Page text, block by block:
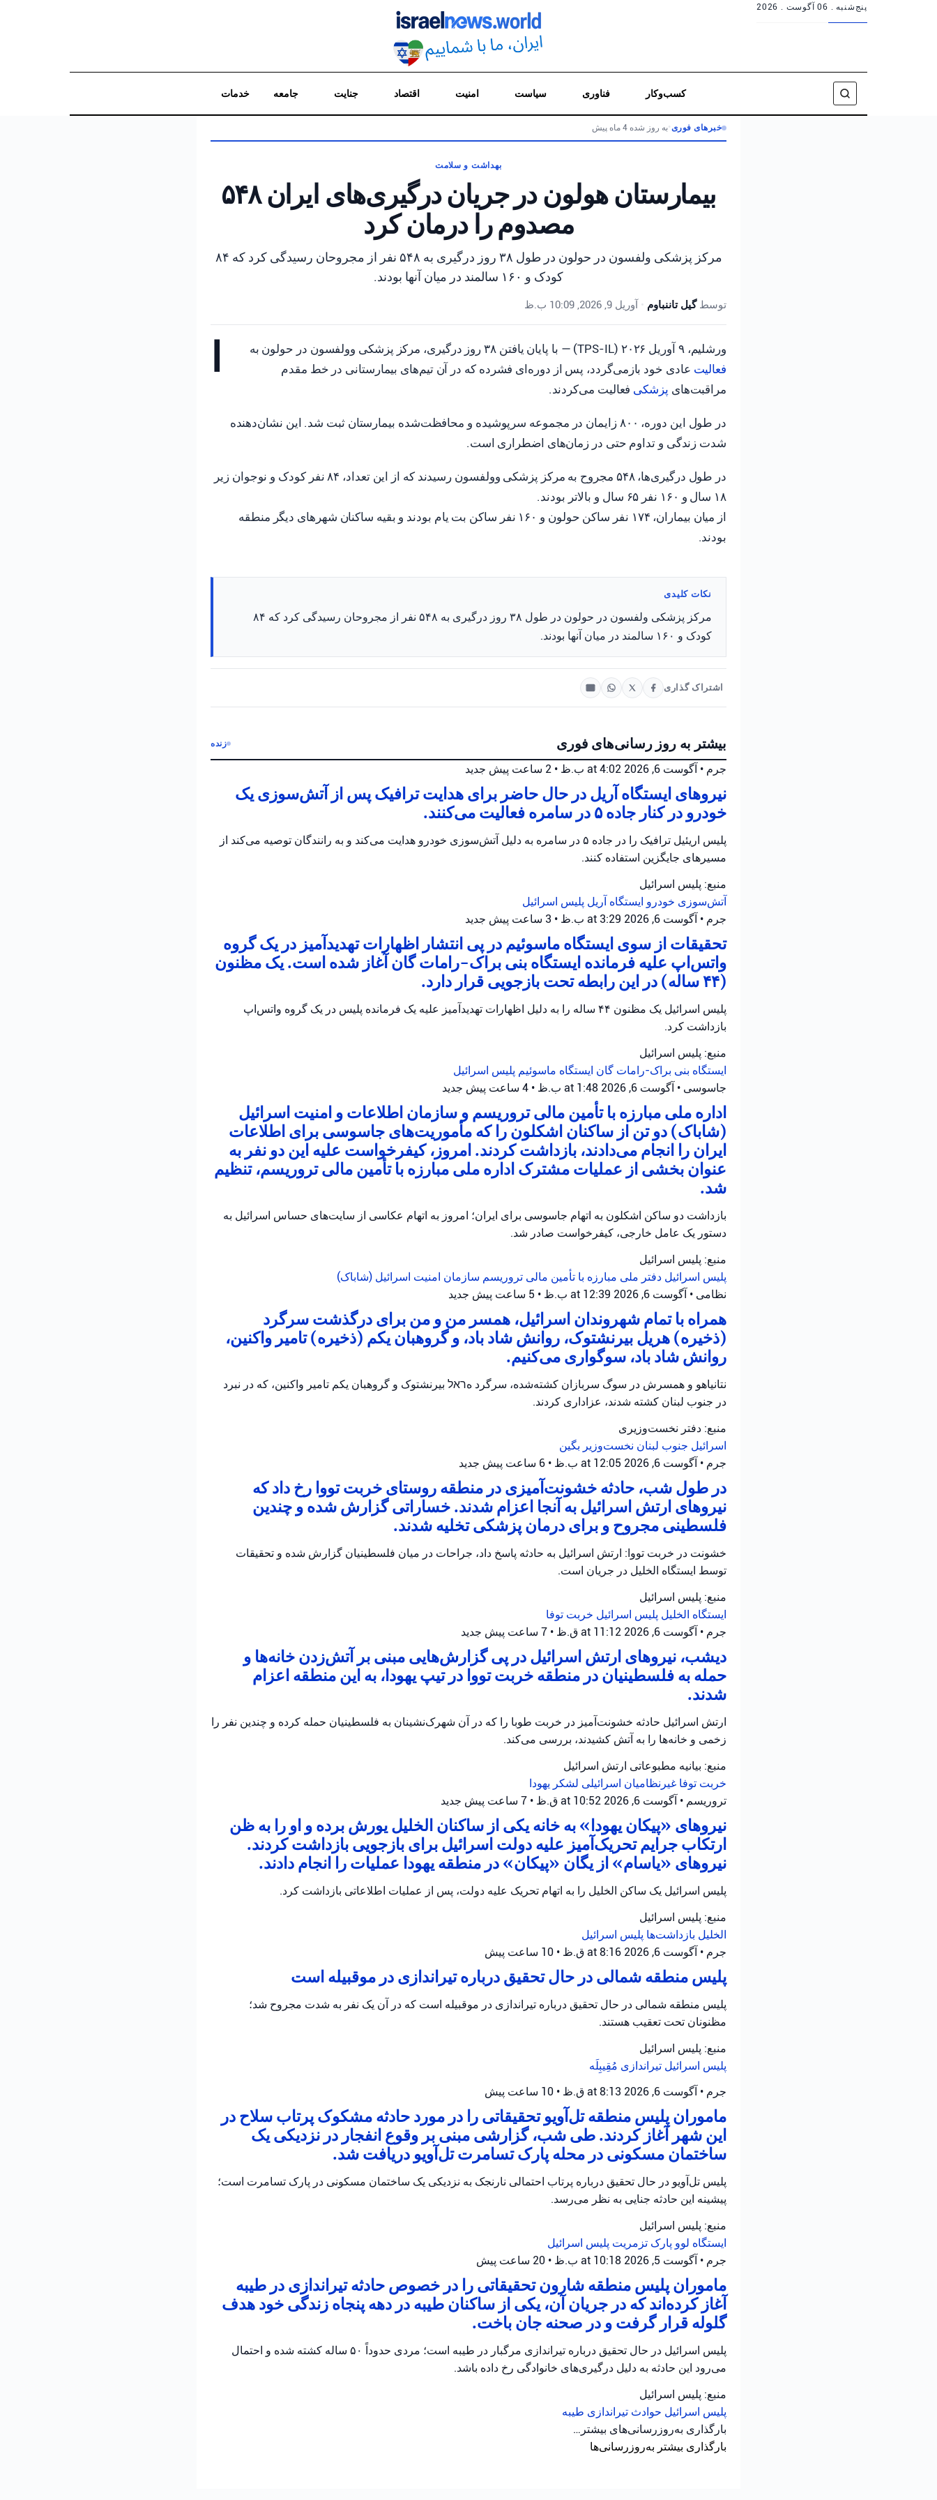
پنج‌شنبه . 06 آگوست . 2026
کسب‌وکار فناوری سیاست امنیت اقتصاد جنایت جامعه خدمات
جستجو
خبرهای فوری•به روز شده 4 ماه پیش
بهداشت و سلامت
بیمارستان هولون در جریان درگیری‌های ایران ۵۴۸
مصدوم را درمان کرد
مرکز پزشکی ولفسون در حولون در طول ۳۸ روز درگیری به ۵۴۸ نفر از مجروحان رسیدگی کرد که ۸۴
کودک و ۱۶۰ سالمند در میان آنها بودند.
توسطگیل تاننباوم • آوریل 9, 2026, 10:09 ب.ظ
ورشلیم، ۹ آوریل ۲۰۲۶ (TPS-IL) — با پایان یافتن ۳۸ روز درگیری، مرکز پزشکی وولفسون در حولون به
فعالیت عادی خود بازمی‌گردد، پس از دوره‌ای فشرده که در آن تیم‌های بیمارستانی در خط مقدم
مراقبت‌های پزشکی فعالیت می‌کردند.
در طول این دوره، ۸۰۰ زایمان در مجموعه سرپوشیده و محافظت‌شده بیمارستان ثبت شد. این نشان‌دهنده
شدت زندگی و تداوم حتی در زمان‌های اضطراری است.
در طول درگیری‌ها، ۵۴۸ مجروح به مرکز پزشکی وولفسون رسیدند که از این تعداد، ۸۴ نفر کودک و نوجوان زیر
۱۸ سال و ۱۶۰ نفر ۶۵ سال و بالاتر بودند.
از میان بیماران، ۱۷۴ نفر ساکن حولون و ۱۶۰ نفر ساکن بت یام بودند و بقیه ساکنان شهرهای دیگر منطقه
بودند.
نکات کلیدی
مرکز پزشکی ولفسون در حولون در طول ۳۸ روز درگیری به ۵۴۸ نفر از مجروحان رسیدگی کرد که ۸۴
کودک و ۱۶۰ سالمند در میان آنها بودند.
اشتراک گذاری
بیشتر به روز رسانی‌های فوری زنده
جرم • آگوست 6, 2026 at 4:02 ب.ظ • 2 ساعت پیش جدید
نیروهای ایستگاه آریل در حال حاضر برای هدایت ترافیک پس از آتش‌سوزی یک
خودرو در کنار جاده ۵ در سامره فعالیت می‌کنند.
پلیس اریئیل ترافیک را در جاده ۵ در سامره به دلیل آتش‌سوزی خودرو هدایت می‌کند و به رانندگان توصیه می‌کند از
مسیرهای جایگزین استفاده کنند.
منبع: پلیس اسرائیل
آتش‌سوزی خودرو ایستگاه آریل پلیس اسرائیل
جرم • آگوست 6, 2026 at 3:29 ب.ظ • 3 ساعت پیش جدید
تحقیقات از سوی ایستگاه ماسوئیم در پی انتشار اظهارات تهدیدآمیز در یک گروه
واتس‌اپ علیه فرمانده ایستگاه بنی براک-رامات گان آغاز شده است. یک مظنون
(۴۴ ساله) در این رابطه تحت بازجویی قرار دارد.
پلیس اسرائیل یک مظنون ۴۴ ساله را به دلیل اظهارات تهدیدآمیز علیه یک فرمانده پلیس در یک گروه واتس‌اپ
بازداشت کرد.
منبع: پلیس اسرائیل
ایستگاه بنی براک-رامات گان ایستگاه ماسوئیم پلیس اسرائیل
جاسوسی • آگوست 6, 2026 at 1:48 ب.ظ • 4 ساعت پیش جدید
اداره ملی مبارزه با تأمین مالی تروریسم و سازمان اطلاعات و امنیت اسرائیل
(شاباک) دو تن از ساکنان اشکلون را که مأموریت‌های جاسوسی برای اطلاعات
ایران را انجام می‌دادند، بازداشت کردند. امروز، کیفرخواست علیه این دو نفر به
عنوان بخشی از عملیات مشترک اداره ملی مبارزه با تأمین مالی تروریسم، تنظیم
شد.
بازداشت دو ساکن اشکلون به اتهام جاسوسی برای ایران؛ امروز به اتهام عکاسی از سایت‌های حساس اسرائیل به
دستور یک عامل خارجی، کیفرخواست صادر شد.
منبع: پلیس اسرائیل
پلیس اسرائیل دفتر ملی مبارزه با تأمین مالی تروریسم سازمان امنیت اسرائیل (شاباک)
نظامی • آگوست 6, 2026 at 12:39 ب.ظ • 5 ساعت پیش جدید
همراه با تمام شهروندان اسرائیل، همسر من و من برای درگذشت سرگرد
(ذخیره) هریل بیرنشتوک، روانش شاد باد، و گروهبان یکم (ذخیره) تامیر واکنین،
روانش شاد باد، سوگواری می‌کنیم.
نتانیاهو و همسرش در سوگ سربازان کشته‌شده، سرگرد هראל بیرنشتوک و گروهبان یکم تامیر واکنین، که در نبرد
در جنوب لبنان کشته شدند، عزاداری کردند.
منبع: دفتر نخست‌وزیری
اسرائیل جنوب لبنان نخست‌وزیر بگین
جرم • آگوست 6, 2026 at 12:05 ب.ظ • 6 ساعت پیش جدید
در طول شب، حادثه خشونت‌آمیزی در منطقه روستای خربت تووا رخ داد که
نیروهای ارتش اسرائیل به آنجا اعزام شدند. خساراتی گزارش شده و چندین
فلسطینی مجروح و برای درمان پزشکی تخلیه شدند.
خشونت در خربت تووا: ارتش اسرائیل به حادثه پاسخ داد، جراحات در میان فلسطینیان گزارش شده و تحقیقات
توسط ایستگاه الخلیل در جریان است.
منبع: پلیس اسرائیل
ایستگاه الخلیل پلیس اسرائیل خربت توفا
جرم • آگوست 6, 2026 at 11:12 ق.ظ • 7 ساعت پیش جدید
دیشب، نیروهای ارتش اسرائیل در پی گزارش‌هایی مبنی بر آتش‌زدن خانه‌ها و
حمله به فلسطینیان در منطقه خربت تووا در تیپ یهودا، به این منطقه اعزام
شدند.
ارتش اسرائیل حادثه خشونت‌آمیز در خربت طوبا را که در آن شهرک‌نشینان به فلسطینیان حمله کرده و چندین نفر را
زخمی و خانه‌ها را به آتش کشیدند، بررسی می‌کند.
منبع: بیانیه مطبوعاتی ارتش اسرائیل
خربت توفا غیرنظامیان اسرائیلی لشکر یهودا
تروریسم • آگوست 6, 2026 at 10:52 ق.ظ • 7 ساعت پیش جدید
نیروهای «پیکان یهودا» به خانه یکی از ساکنان الخلیل یورش برده و او را به ظن
ارتکاب جرایم تحریک‌آمیز علیه دولت اسرائیل برای بازجویی بازداشت کردند.
نیروهای «یاسام» از یگان «پیکان» در منطقه یهودا عملیات را انجام دادند.
پلیس اسرائیل یک ساکن الخلیل را به اتهام تحریک علیه دولت، پس از عملیات اطلاعاتی بازداشت کرد.
منبع: پلیس اسرائیل
الخلیل بازداشت‌ها پلیس اسرائیل
جرم • آگوست 6, 2026 at 8:16 ق.ظ • 10 ساعت پیش
پلیس منطقه شمالی در حال تحقیق درباره تیراندازی در موقبیله است
پلیس منطقه شمالی در حال تحقیق درباره تیراندازی در موقبیله است که در آن یک نفر به شدت مجروح شد؛
مظنونان تحت تعقیب هستند.
منبع: پلیس اسرائیل
پلیس اسرائیل تیراندازی مُقِیبِلَه
جرم • آگوست 6, 2026 at 8:13 ق.ظ • 10 ساعت پیش
ماموران پلیس منطقه تل‌آویو تحقیقاتی را در مورد حادثه مشکوک پرتاب سلاح در
این شهر آغاز کردند. طی شب، گزارشی مبنی بر وقوع انفجار در نزدیکی یک
ساختمان مسکونی در محله پارک تسامرت تل‌آویو دریافت شد.
پلیس تل‌آویو در حال تحقیق درباره پرتاب احتمالی نارنجک به نزدیکی یک ساختمان مسکونی در پارک تسامرت است؛
پیشینه این حادثه جنایی به نظر می‌رسد.
منبع: پلیس اسرائیل
ایستگاه لوو پارک تزمریت پلیس اسرائیل
جرم • آگوست 5, 2026 at 10:18 ب.ظ • 20 ساعت پیش
ماموران پلیس منطقه شارون تحقیقاتی را در خصوص حادثه تیراندازی در طیبه
آغاز کرده‌اند که در جریان آن، یکی از ساکنان طیبه در دهه پنجاه زندگی خود هدف
گلوله قرار گرفت و در صحنه جان باخت.
پلیس اسرائیل در حال تحقیق درباره تیراندازی مرگبار در طیبه است؛ مردی حدوداً ۵۰ ساله کشته شده و احتمال
می‌رود این حادثه به دلیل درگیری‌های خانوادگی رخ داده باشد.
منبع: پلیس اسرائیل
پلیس اسرائیل حوادث تیراندازی طیبه
بارگذاری به‌روزرسانی‌های بیشتر…
بارگذاری بیشتر به‌روزرسانی‌ها